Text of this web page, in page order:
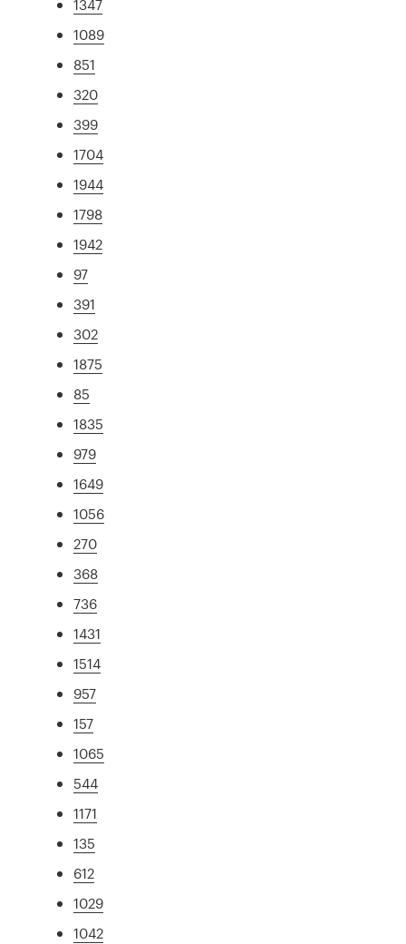
1347
1089
851
320
399
1704
1944
1798
1942
97
391
302
1875
85
1835
979
1649
1056
270
368
736
1431
1514
957
157
1065
544
1171
135
612
1029
1042